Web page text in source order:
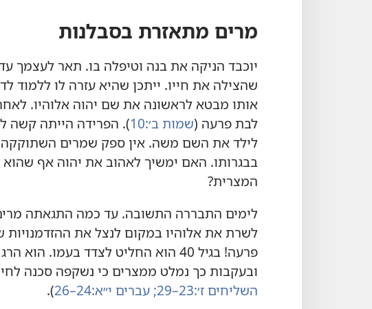
מרים מתאזרת בסבלנות
יוכבד הניקה את בנה וטיפלה בו.‏ תאר לעצמך
שהצילה את חייו.‏ ייתכן שהיא עזרה לו
אותו מבטא לראשונה את שם יהוה אלוהיו.‏
לבת פרעה (‏שמות ב׳:‏10
‏)‏.‏ הפרידה הייתה קשה
לילד את השם משה.‏ אין ספק שמרים השתוקקה
בבגרותו.‏ האם ימשיך לאהוב את יהוה אף
המצרית?‏
לימים התבררה התשובה.‏ עד כמה התגאתה
לשרת את אלוהיו במקום לנצל את ההזדמנויות
פרעה!‏ בגיל 40 הוא החליט לצדד בעמו.‏
ובעקבות כך נמלט ממצרים כי נשקפה סכנה
השליחים ז׳:‏23–29;‏
עברים י״א:‏24–26 ‏)‏.‏